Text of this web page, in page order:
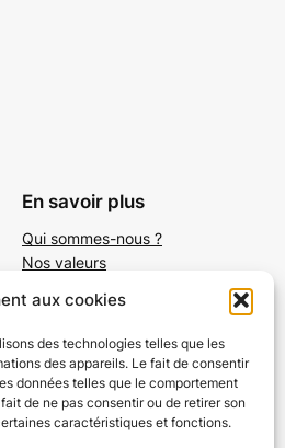
aux cookies
des technologies telles que les
des appareils. Le fait de consentir
données telles que le comportement
de ne pas consentir ou de retirer son
caractéristiques et fonctions.
En savoir plus
Qui sommes-nous ?
Nos valeurs
Mentions légales